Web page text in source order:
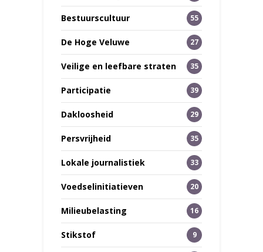
Bestuurscultuur 55
De Hoge Veluwe 27
Veilige en leefbare straten 35
Participatie 39
Dakloosheid 29
Persvrijheid 35
Lokale journalistiek 33
Voedselinitiatieven 20
Milieubelasting 16
Stikstof 9